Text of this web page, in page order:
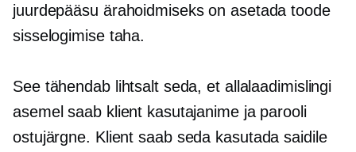
juurdepääsu ärahoidmiseks on asetada toode
sisselogimise taha.
See tähendab lihtsalt seda, et allalaadimislingi
asemel saab klient kasutajanime ja parooli
ostujärgne. Klient saab seda kasutada saidile